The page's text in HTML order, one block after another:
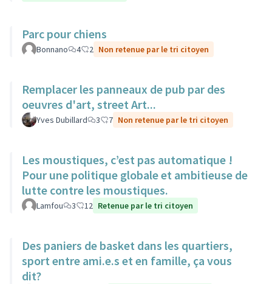
Parc pour chiens
Bonnano 4 2 Non retenue par le tri citoyen
Remplacer les panneaux de pub par des
oeuvres d'art, street Art...
Yves Dubillard 3 7 Non retenue par le tri citoyen
Les moustiques, c’est pas automatique !
Pour une politique globale et ambitieuse de
lutte contre les moustiques.
Lamfou 3 12 Retenue par le tri citoyen
Des paniers de basket dans les quartiers,
sport entre ami.e.s et en famille, ça vous
dit?